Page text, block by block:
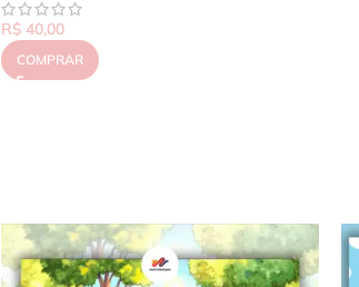
R$ 40,00
COMPRAR